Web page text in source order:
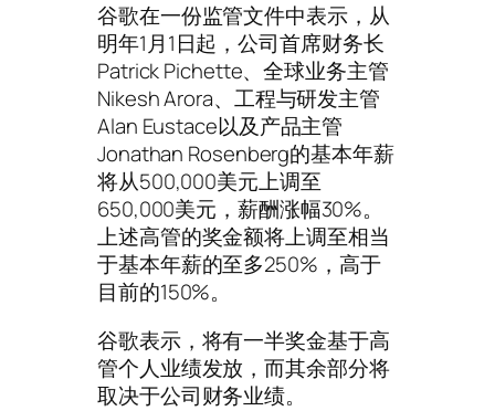
谷歌在一份监管文件中表示，从
明年1月1日起，公司首席财务长
Patrick Pichette、全球业务主管
Nikesh Arora、工程与研发主管
Alan Eustace以及产品主管
Jonathan Rosenberg的基本年薪
将从500,000美元上调至
650,000美元，薪酬涨幅30%。
上述高管的奖金额将上调至相当
于基本年薪的至多250%，高于
目前的150%。
谷歌表示，将有一半奖金基于高
管个人业绩发放，而其余部分将
取决于公司财务业绩。